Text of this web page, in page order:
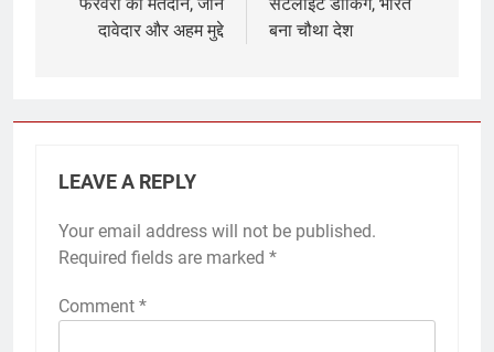
दावेदार और अहम मुद्दे
बना चौथा देश
LEAVE A REPLY
Your email address will not be published.
Required fields are marked *
Comment *